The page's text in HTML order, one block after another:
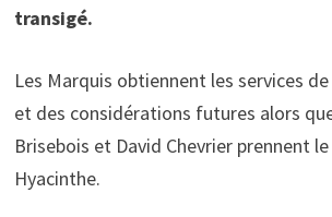
transigé.
Les Marquis obtiennent les services
et des considérations futures alors
Brisebois et David Chevrier prennent
Hyacinthe.